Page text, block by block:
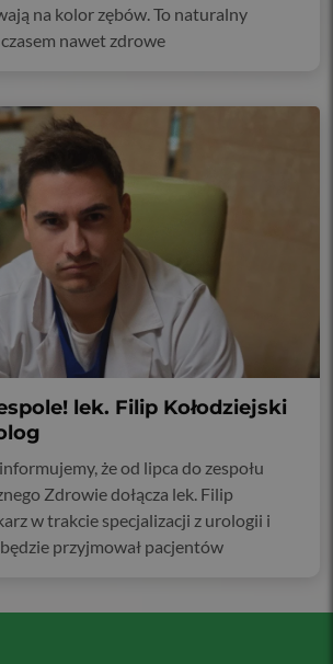
na kolor zębów. To naturalny
nawet zdrowe
lek. Filip Kołodziejski
że od lipca do zespołu
Zdrowie dołącza lek. Filip
w trakcie specjalizacji z urologii i
przyjmował pacjentów